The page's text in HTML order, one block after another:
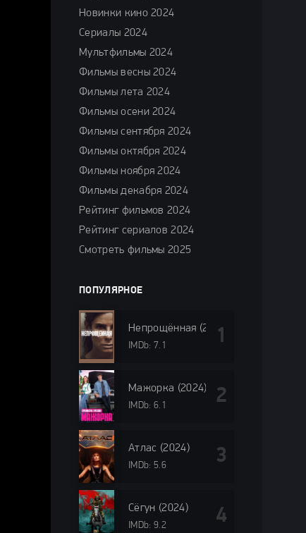
Новинки кино 2024
Сериалы 2024
Мультфильмы 2024
Фильмы весны 2024
Фильмы лета 2024
Фильмы осени 2024
Фильмы сентября 2024
Фильмы октября 2024
Фильмы ноября 2024
Фильмы декабря 2024
Рейтинг фильмов 2024
Рейтинг сериалов 2024
Смотреть фильмы 2025
ПОПУЛЯРНОЕ
Непрощённая (2024)
IMDb: 7.1
Мажорка (2024)
IMDb: 6.1
Атлас (2024)
IMDb: 5.6
Сёгун (2024)
IMDb: 9.2